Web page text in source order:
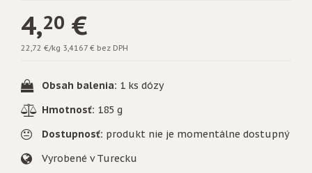
4,20 €
22,72 €/kg 3,4167 € bez DPH
Obsah balenia: 1 ks dózy
Hmotnosť: 185 g
Dostupnosť: produkt nie je momentálne dostupný
Vyrobené v Turecku